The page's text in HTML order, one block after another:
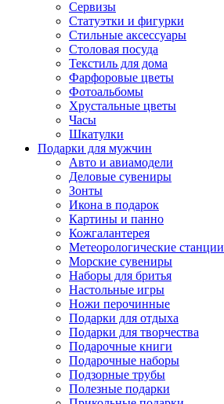
Сервизы
Статуэтки и фигурки
Стильные аксессуары
Столовая посуда
Текстиль для дома
Фарфоровые цветы
Фотоальбомы
Хрустальные цветы
Часы
Шкатулки
Подарки для мужчин
Авто и авиамодели
Деловые сувениры
Зонты
Икона в подарок
Картины и панно
Кожгалантерея
Метеорологические станции
Морские сувениры
Наборы для бритья
Настольные игры
Ножи перочинные
Подарки для отдыха
Подарки для творчества
Подарочные книги
Подарочные наборы
Подзорные трубы
Полезные подарки